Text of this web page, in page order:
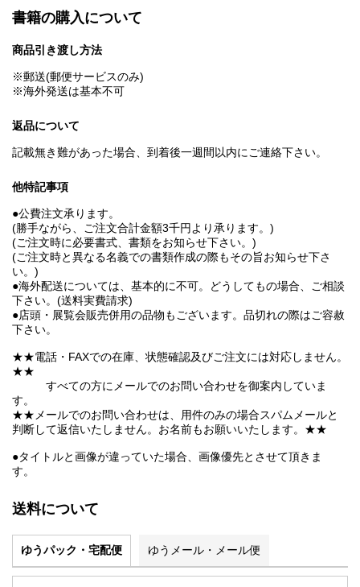
書籍の購入について
商品引き渡し方法
※郵送(郵便サービスのみ)
※海外発送は基本不可
返品について
記載無き難があった場合、到着後一週間以内にご連絡下さい。
他特記事項
●公費注文承ります。
(勝手ながら、ご注文合計金額3千円より承ります。)
(ご注文時に必要書式、書類をお知らせ下さい。)
(ご注文時と異なる名義での書類作成の際もその旨お知らせ下さ
い。)
●海外配送については、基本的に不可。どうしてもの場合、ご相談
下さい。(送料実費請求)
●店頭・展覧会販売併用の品物もございます。品切れの際はご容赦
下さい。
★★電話・FAXでの在庫、状態確認及びご注文には対応しません。
★★
すべての方にメールでのお問い合わせを御案内していま
す。
★★メールでのお問い合わせは、用件のみの場合スパムメールと
判断して返信いたしません。お名前もお願いいたします。★★
●タイトルと画像が違っていた場合、画像優先とさせて頂きま
す。
送料について
ゆうパック・宅配便 ゆうメール・メール便